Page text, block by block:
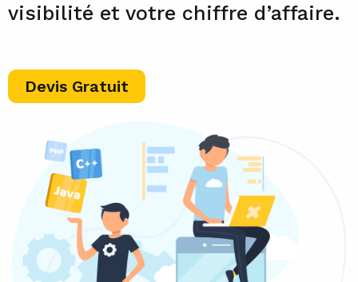
visibilité et votre chiffre d’affaire.
Devis Gratuit